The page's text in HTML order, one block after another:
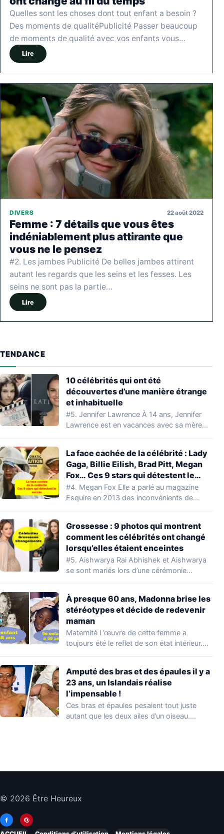
Quelles sont les choses dont tout enfant a besoin ?
Des moments de qualitéPublicité Passer beaucoup
de moments de qualité avec vos enfants vous…
Lire
DIVERS 22 août 2022
Femme : 7 détails que vous êtes
indéniablement plus attirante que
vous ne le pensez
#2. Les jambes Publicité De belles jambes attirent
autant les regards que les seins et les fesses. Les
seins ne sont pas la partie…
Lire
TENDANCE
10 célébrités qui ont été
découvertes d’une manière étrange
et inhabituelle
#5. Jennifer Lawrence À 14 ans, Jennifer
Lawrence est en vacances avec sa mère…
La face cachée de la célébrité : Lady
Gaga, Billie Eilish, Brad Pitt, Megan
Fox… Ces 9 stars qui détestent le
succès !
#4. Megan Fox Elle a parlé au magazine
Esquire en 2013 des inconvénients de…
Grossesse : 9 photos qui montrent
comment les célébrités ont changé
lorsqu’elles étaient enceintes
#5. Aishwarya Rai Abhishek et Aishwarya
se sont mariés lors d’une cérémonie
À presque 60 ans, Madonna brise les
stéréotypes et décide de redevenir
maman
Maternité L’œuvre de cette femme a
toujours été le reflet de son état intérieur.…
Amputé des bras et des épaules il y a
23 ans, un Islandais réalise
l’impensable !
Ces bras et épaules pesaient tout juste
autant que les deux ailes d’un oiseau.…
© 2026 Être Heureux